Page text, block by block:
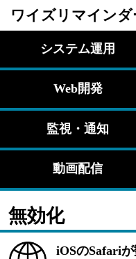
ワイズリマインダ
システム運用
Web開発
監視・通知
動画配信
無効化
iOSのSafari